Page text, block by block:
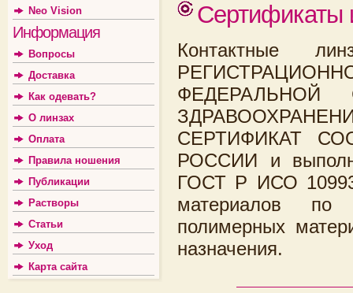
Neo Vision
Информация
Вопросы
Доставка
Как одевать?
О линзах
Оплата
Правила ношения
Публикации
Растворы
Статьи
Уход
Карта сайта
Сертификаты
Контактные
СЕРТИФИКАТ
РОССИИ и
ГОСТ Р ИСО
материалов по
полимерных
назначения.